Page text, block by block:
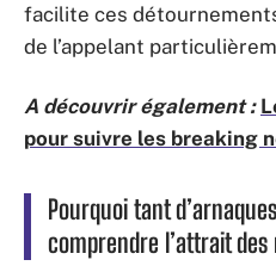
facilite ces
de l’appelant
A découvrir également :
pour suivre les breaking
Pourquoi tant
comprendre l’attrait